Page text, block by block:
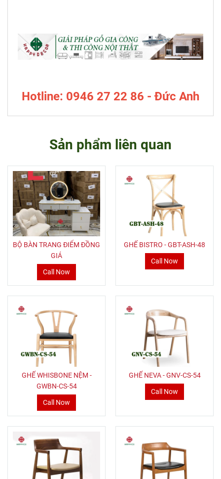
Hotline: 0946 27 22 86 - Đức Anh
Sản phẩm liên quan
BỘ BÀN TRANG ĐIỂM ĐỒNG
GIÁ
Call Now
GHẾ BISTRO - GBT-ASH-48
Call Now
GHẾ WHISBONE NỆM -
GWBN-CS-54
Call Now
GHẾ NEVA - GNV-CS-54
Call Now